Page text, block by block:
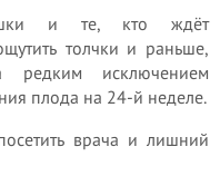
и те, кто ждёт
толчки и раньше,
исключением
плода на 24-й неделе.
врача и лишний